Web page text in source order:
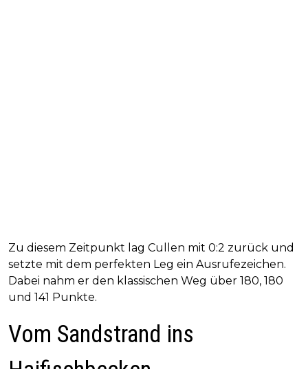
Zu diesem Zeitpunkt lag Cullen mit 0:2 zurück und
setzte mit dem perfekten Leg ein Ausrufezeichen.
Dabei nahm er den klassischen Weg über 180, 180
und 141 Punkte.
Vom Sandstrand ins